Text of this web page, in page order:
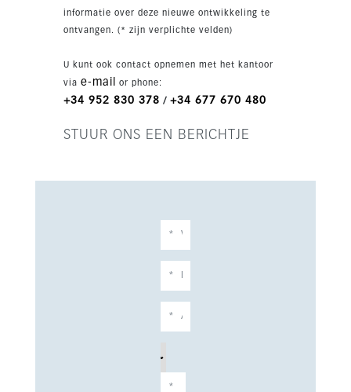
naadloos met het terras en de tuin. De eerste
waaronder een luxe hoofdsuite met dressing,
een tweede en-suite slaapkamer en toegang tot
een groot terras. Op tuinniveau is er extra
keuken, extra suites en een grote open ruimte
informatie over deze nieuwe ontwikkeling te
ontvangen. (* zijn verplichte velden)
U kunt ook contact opnemen met het kantoor
via e-mail or phone:
+34 952 830 378 / +34 677 670 480
STUUR ONS EEN BERICHTJE